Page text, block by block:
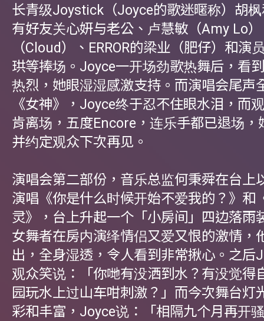
长青级Joystick（Joyce的歌迷暱称）胡
有好友关心妍与老公、卢慧敏（Amy Lo
（Cloud）、ERROR的梁业（肥仔）和演
珙等捧场。Joyce一开场劲歌热舞后，看
热烈，她眼湿湿感激支持。而演唱会尾声
《女神》，Joyce终于忍不住眼水泪，而
肯离场，五度Encore，连乐手都已退场，
并约定观众下次再见。
演唱会第二部份，音乐总监何秉舜在台上
演唱《你是什么时候开始不爱我的？》和
灵》，台上升起一个「小房间」四边落雨
女舞者在房内演绎情侣又爱又恨的激情，
出，全身湿透，令人看到非常揪心。之后
观众笑说：「你哋有没洒到水？有没觉得
园玩水上过山车咁刺激？」而今次舞台灯
彩和丰富，Joyce说：「相隔九个月再开